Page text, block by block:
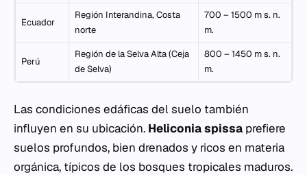
Ecuador
Región Interandina, Costa
norte
700 – 1500 m s. n.
m.
Perú
Región de la Selva Alta (Ceja
de Selva)
800 – 1450 m s. n.
m.
Las condiciones edáficas del suelo también
influyen en su ubicación. Heliconia spissa prefiere
suelos profundos, bien drenados y ricos en materia
orgánica, típicos de los bosques tropicales maduros.